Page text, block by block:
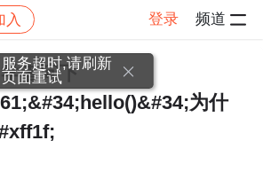
入 登录 频道
帖子详情
者问下
为什
服务超时,请刷新
页面重试